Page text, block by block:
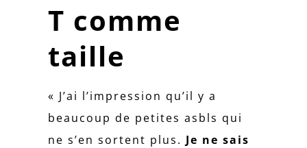
T comme
taille
« J’ai l’impression qu’il y a
beaucoup de petites asbls qui
ne s’en sortent plus. Je ne sais